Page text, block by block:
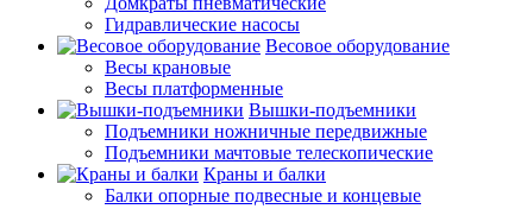
Гидравлические насосы
Весовое оборудование
Весы крановые
Весы платформенные
Вышки-подъемники
Подъемники ножничные передвижные
Подъемники мачтовые телескопические
Краны и балки
Балки опорные подвесные и концевые